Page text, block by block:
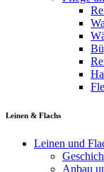
Leinen & Flachs
Leinen und
Anbau